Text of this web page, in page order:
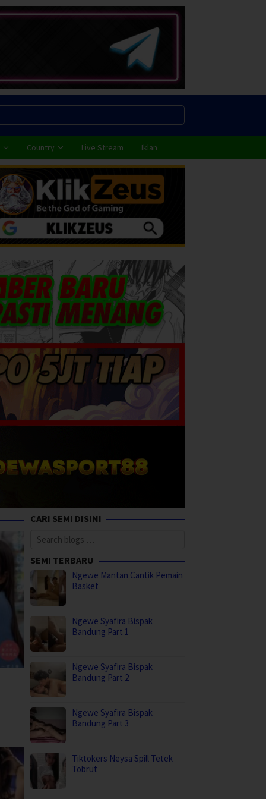
Country Live Stream Iklan
CARI SEMI DISINI
Search
SEMI TERBARU
Ngewe Mantan Cantik Pemain
Basket
Ngewe Syafira Bispak
Bandung Part 1
Ngewe Syafira Bispak
Bandung Part 2
Ngewe Syafira Bispak
Bandung Part 3
Tiktokers Neysa Spill Tetek
Tobrut